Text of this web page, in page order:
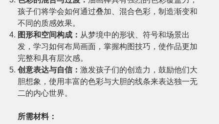
孩子们将学会如何通过叠加、混合色彩，制造渐变和
不同的质感效果。
图形和空间构成： 从梦境中的形状、符号和场景出
发，学习如何布局画面，掌握构图技巧，使作品更加
完整和具有层次感。
创意表达与自信： 激发孩子们的创造力，鼓励他们大
胆想象，使用丰富的色彩与大胆的线条来表达独一无
二的内心世界。
所需材料：